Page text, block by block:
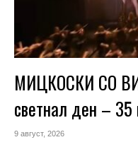
МИЦКОСКИ СО
светнал ден – 35
9 август, 2026